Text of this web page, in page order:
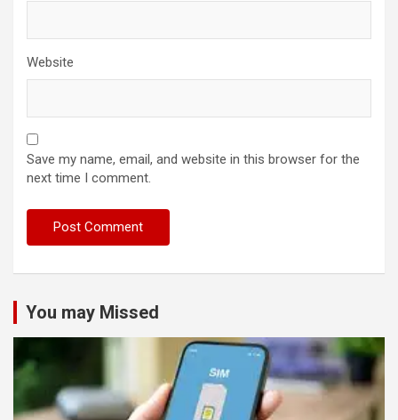
Website
Save my name, email, and website in this browser for the
next time I comment.
You may Missed